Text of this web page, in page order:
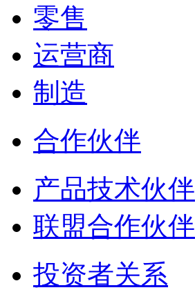
零售
运营商
制造
合作伙伴
产品技术伙伴
联盟合作伙伴
投资者关系